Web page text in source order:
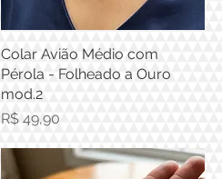
Visualização rápida
Colar Avião Médio com
Pérola - Folheado a Ouro
mod.2
Preço
R$ 49,90